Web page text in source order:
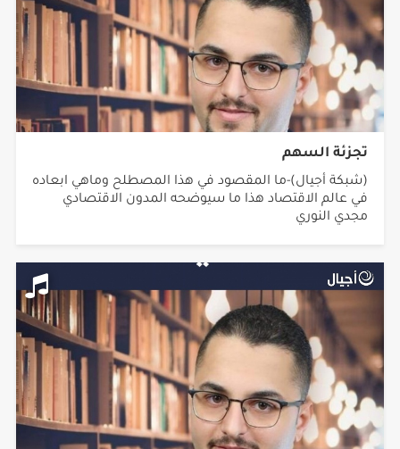
تجزئة السهم
(شبكة أجيال)-ما المقصود في هذا المصطلح وماهي ابعاده
في عالم الاقتصاد هذا ما سيوضحه المدون الاقتصادي
مجدي النوري